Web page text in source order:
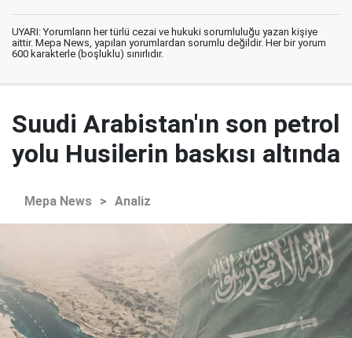
UYARI: Yorumların her türlü cezai ve hukuki sorumluluğu yazan kişiye
aittir. Mepa News, yapılan yorumlardan sorumlu değildir. Her bir yorum
600 karakterle (boşluklu) sınırlıdır.
Suudi Arabistan'ın son petrol
yolu Husilerin baskısı altında
Mepa News > Analiz